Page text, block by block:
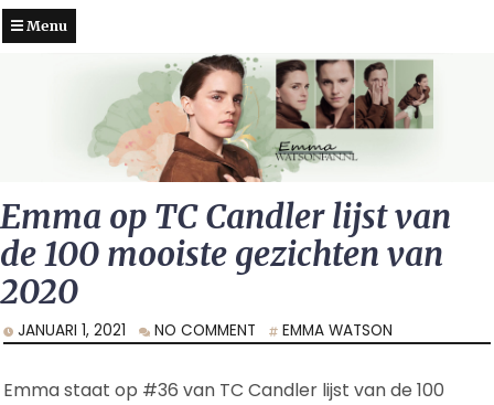
Menu
Emma op TC Candler lijst van
de 100 mooiste gezichten van
2020
JANUARI 1, 2021 NO COMMENT EMMA WATSON
Emma staat op #36 van TC Candler lijst van de 100